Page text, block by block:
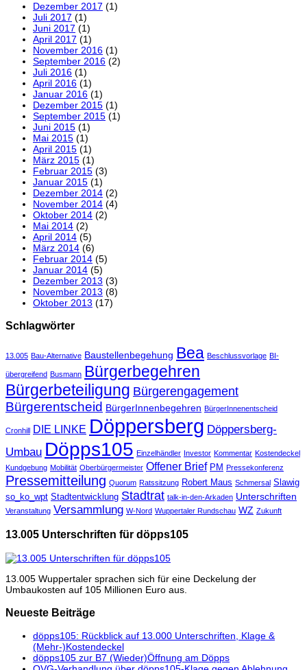
Dezember 2017 (1)
Juli 2017 (1)
Juni 2017 (1)
April 2017 (1)
November 2016 (1)
September 2016 (2)
Juli 2016 (1)
April 2016 (1)
Januar 2016 (1)
Dezember 2015 (1)
September 2015 (1)
Juni 2015 (1)
Mai 2015 (1)
April 2015 (1)
März 2015 (1)
Februar 2015 (3)
Januar 2015 (1)
Dezember 2014 (2)
November 2014 (4)
Oktober 2014 (2)
Mai 2014 (2)
April 2014 (5)
März 2014 (6)
Februar 2014 (5)
Januar 2014 (5)
Dezember 2013 (3)
November 2013 (8)
Oktober 2013 (17)
Schlagwörter
13.005 Bau-Alternative Baustellenbegehung Bea Beschlussvorlage BI-
übergreifend Busmann Bürgerbegehren
Bürgerbeteiligung Bürgerengagement
Bürgerentscheid BürgerInnenbegehren BürgerInnenentscheid
Cronhill DIE LINKE Döppersberg Döppersberg-
Umbau Döpps105 Einzelhändler Investor Kommentar Kostendeckel
Kundgebung Mobilität Oberbürgermeister Offener Brief PM Pressekonferenz
Pressemitteilung Quorum Ratssitzung Robert Maus Schmersal Slawig
so_ko_wpt Stadtentwicklung Stadtrat talk-in-den-Arkaden Unterschriften
Veranstaltung Versammlung W-Nord Wuppertaler Rundschau WZ Zukunft
13.005 Unterschriften für döpps105
13.005 Wuppertaler sprachen sich für eine Deckelung der
Umbaukosten auf 105 Millionen Euro aus.
Neueste Beiträge
döpps105: Rückblick auf 13.000 Unterschriften, Klage &
(Mehr-)Kostendeckel
döpps105 zur B7 (Wieder)Öffnung am Döpps